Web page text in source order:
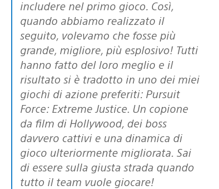
includere nel primo gioco. Così,
quando abbiamo realizzato il
seguito, volevamo che fosse più
grande, migliore, più esplosivo! Tutti
hanno fatto del loro meglio e il
risultato si è tradotto in uno dei miei
giochi di azione preferiti: Pursuit
Force: Extreme Justice. Un copione
da film di Hollywood, dei boss
davvero cattivi e una dinamica di
gioco ulteriormente migliorata. Sai
di essere sulla giusta strada quando
tutto il team vuole giocare!